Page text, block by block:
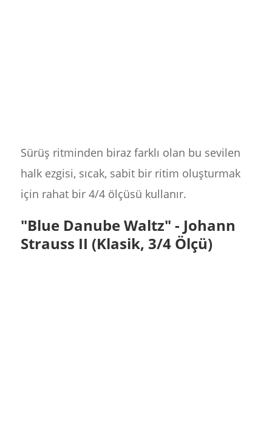
Sürüş ritminden biraz farklı olan bu sevilen
halk ezgisi, sıcak, sabit bir ritim oluşturmak
için rahat bir 4/4 ölçüsü kullanır.
"Blue Danube Waltz" - Johann
Strauss II (Klasik, 3/4 Ölçü)